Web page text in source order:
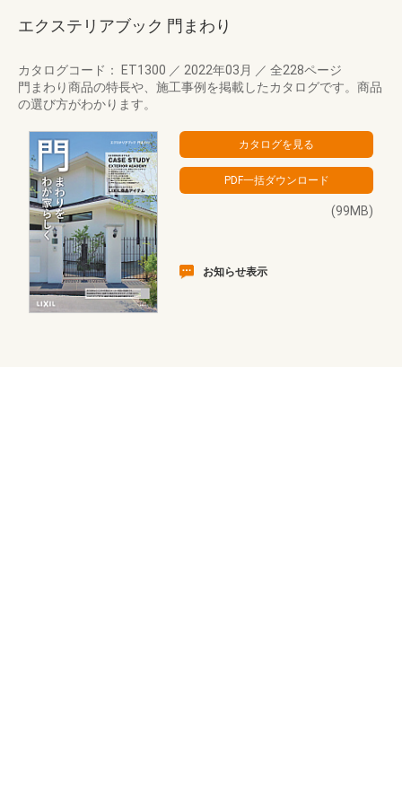
エクステリアブック 門まわり
カタログコード： ET1300 ／ 2022年03月 ／ 全228ページ
門まわり商品の特長や、施工事例を掲載したカタログです。商品
の選び方がわかります。
(99MB)
お知らせ表示